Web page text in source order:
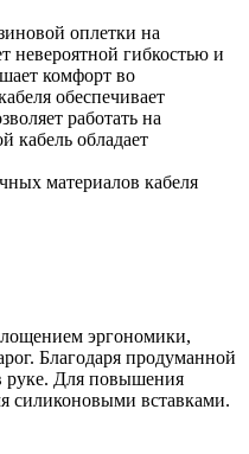
оплетки на
невероятной гибкостью и
комфорт во
обеспечивает
работать на
кабель обладает
материалов кабеля
эргономики,
Благодаря продуманной
руке. Для повышения
силиконовыми вставками.